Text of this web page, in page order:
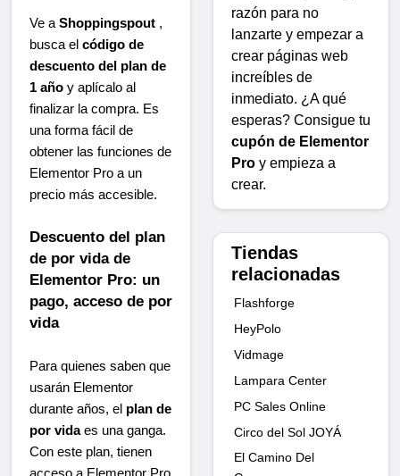
Ve aShoppingspout ,
busca el código de
descuento del plan de
1 año y aplícalo al
finalizar la compra. Es
una forma fácil de
obtener las funciones de
Elementor Pro a un
precio más accesible.
Descuento del plan
de por vida de
Elementor Pro: un
pago, acceso de por
vida
Para quienes saben que
usarán Elementor
durante años, el plan de
por vidaes una ganga.
Con este plan, tienen
razón para no
lanzarte y empezar a
crear páginas web
increíbles de
inmediato. ¿A qué
esperas? Consigue tu
cupón de Elementor
Pro y empieza a
crear.
Tiendas
relacionadas
Flashforge
HeyPolo
Vidmage
Lampara Center
PC Sales Online
Circo del Sol JOYÁ
El Camino Del